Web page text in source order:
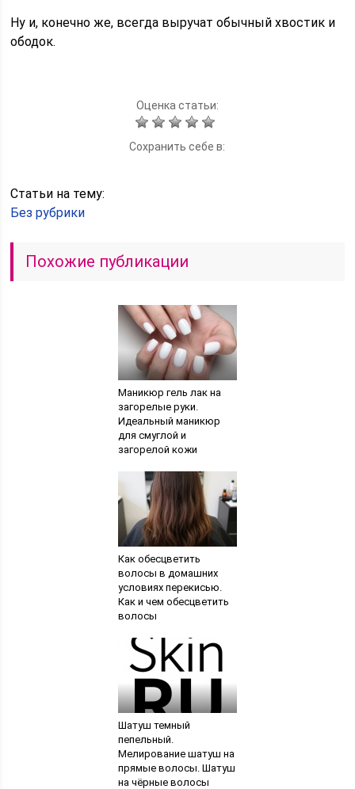
Ну и, конечно же, всегда выручат обычный хвостик и
ободок.
Оценка статьи:
Сохранить себе в:
Статьи на тему:
Без рубрики
Похожие публикации
Маникюр гель лак на
загорелые руки.
Идеальный маникюр
для смуглой и
загорелой кожи
Как обесцветить
волосы в домашних
условиях перекисью.
Как и чем обесцветить
волосы
Шатуш темный
пепельный.
Мелирование шатуш на
прямые волосы. Шатуш
на чёрные волосы